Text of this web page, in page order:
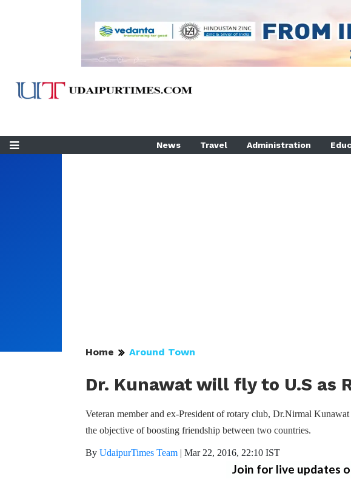
News Travel Administration
Home Around Town
Dr. Kunawat will fly to U.S as
Veteran member and ex-President of rotary club, Dr.Nirmal
the objective of boosting friendship between two countries.
By UdaipurTimes Team | Mar 22, 2016, 22:10 IST
Join for live updates